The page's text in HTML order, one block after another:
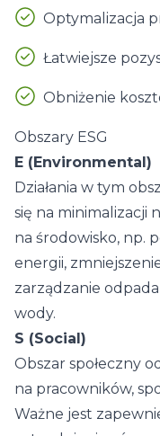
Optymalizacja
Łatwiejsze
Obniżenie
Obszary ESG
E (Environmental)
Działania w tym
się na minimalizacji
na środowisko, np.
energii,
zarządzanie
wody.
S (Social)
Obszar społeczny
na pracowników,
Ważne jest